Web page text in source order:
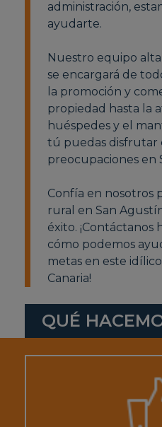
administración,
ayudarte.
Nuestro equipo
se encargará de
la promoción y
propiedad hasta la
huéspedes y el
tú puedas disfrutar
preocupaciones en
Confía en nosotros
rural en San
éxito. ¡Contáctanos
cómo podemos
metas en este
Canaria!
QUÉ